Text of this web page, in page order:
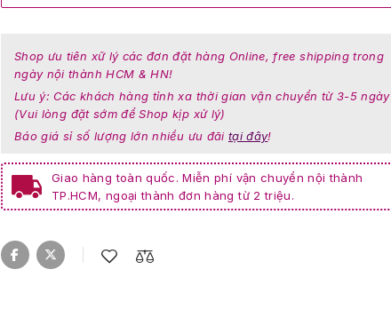
Shop ưu tiên xữ lý các đơn đặt hàng Online, free shipping trong
ngày nội thành HCM & HN!
Lưu ý: Các khách hàng tỉnh xa thời gian vận chuyển từ 3-5 ngày
(Vui lòng đặt sớm để Shop kịp xử lý)
Báo giá sỉ số lượng lớn nhiều ưu đãi tại đây!
Giao hàng toàn quốc. Miễn phí vận chuyển nội thành
TP.HCM, ngoại thành đơn hàng từ 2 triệu.